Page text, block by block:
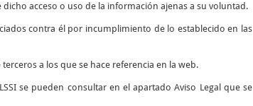
acceso o uso de la información ajenas a su voluntad.
contra él por incumplimiento de lo establecido en las
a los que se hace referencia en la web.
se pueden consultar en el apartado Aviso Legal que se